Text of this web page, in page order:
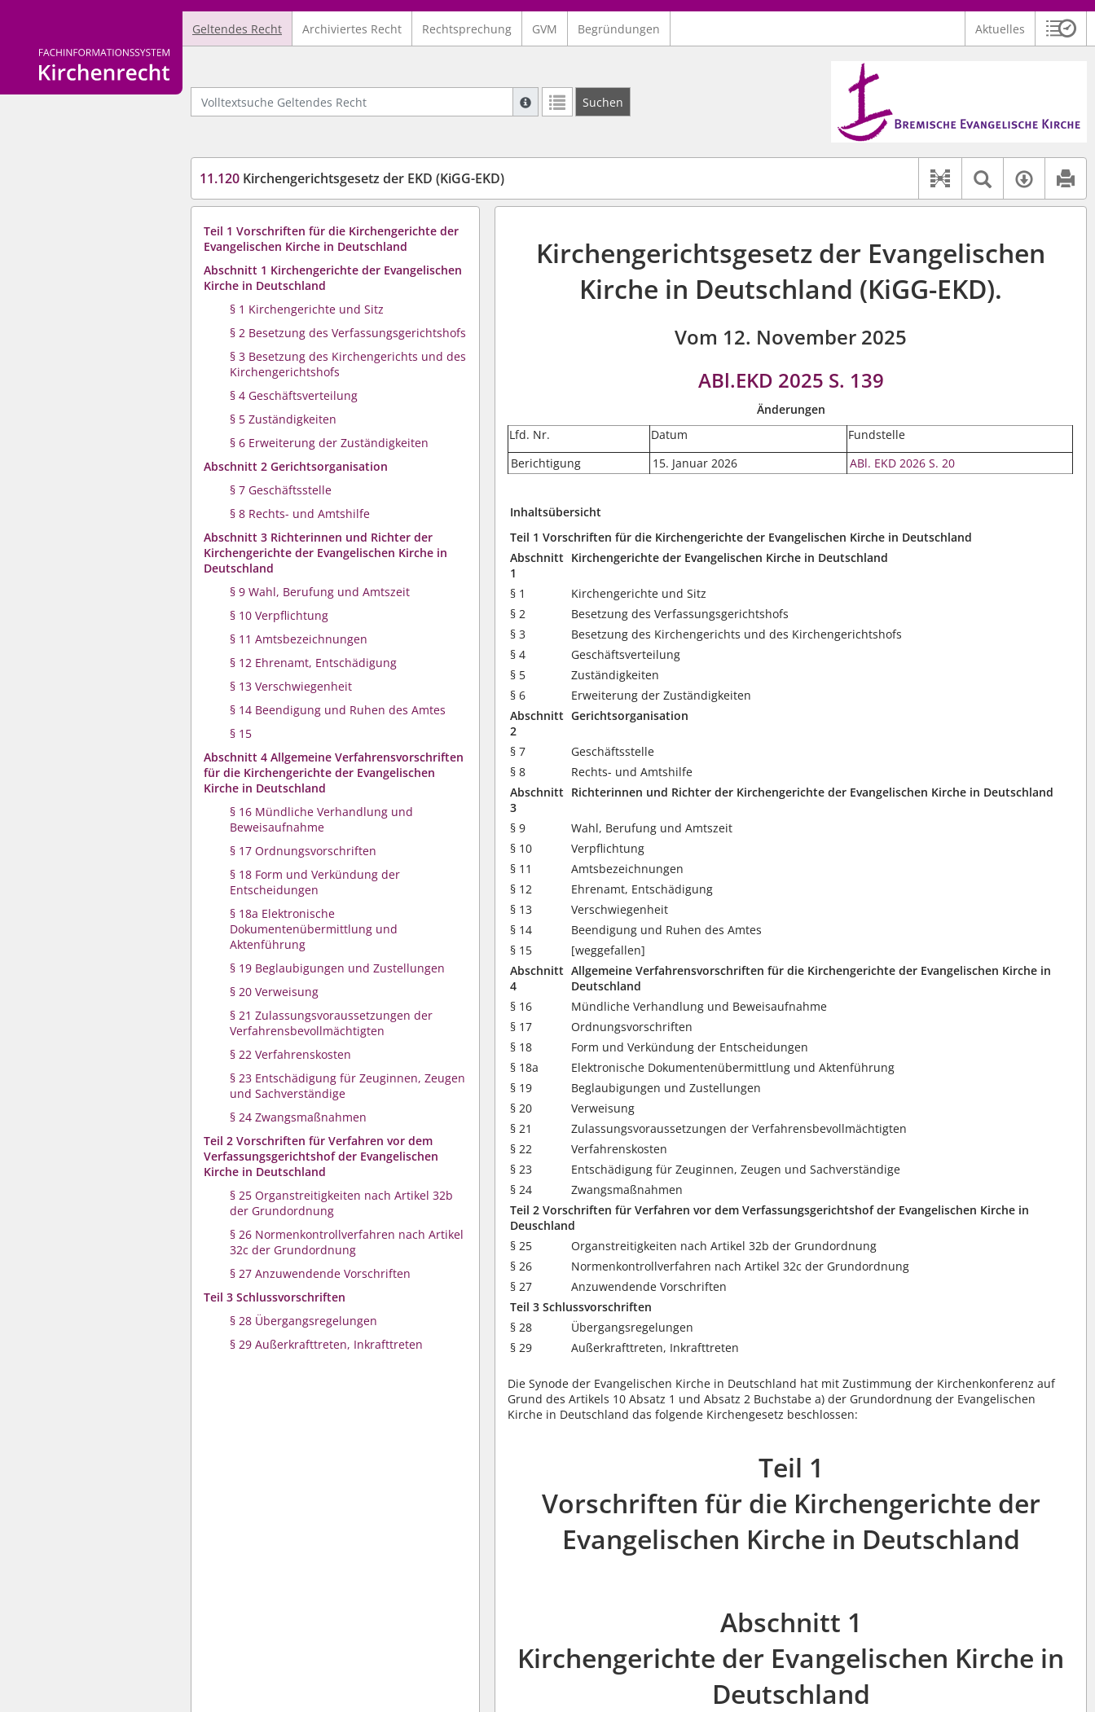
Logo Fachinformationssystem Kirchenrecht
Geltendes Recht Archiviertes Recht Rechtsprechung GVM Begründungen Aktuelles
Volltextsuche Geltendes Recht
Suche mit Platzhalter "*", Bsp. Pfarrer*, findet auch: "Pfarrerinitiative" oder "Pfarrerausschuss".
Suchen
Logo Bremische Evangelische Kirche
11.120 Kirchengerichtsgesetz der EKD (KiGG-EKD)
Dokument-
Textsuche
Teil 1 Vorschriften für die Kirchengerichte der
Evangelischen Kirche in Deutschland
Abschnitt 1 Kirchengerichte der Evangelischen
Kirche in Deutschland
§ 1 Kirchengerichte und Sitz
§ 2 Besetzung des Verfassungsgerichtshofs
§ 3 Besetzung des Kirchengerichts und des
Kirchengerichtshofs
§ 4 Geschäftsverteilung
§ 5 Zuständigkeiten
§ 6 Erweiterung der Zuständigkeiten
Abschnitt 2 Gerichtsorganisation
§ 7 Geschäftsstelle
§ 8 Rechts- und Amtshilfe
Abschnitt 3 Richterinnen und Richter der
Kirchengerichte der Evangelischen Kirche in
Deutschland
§ 9 Wahl, Berufung und Amtszeit
§ 10 Verpflichtung
§ 11 Amtsbezeichnungen
§ 12 Ehrenamt, Entschädigung
§ 13 Verschwiegenheit
§ 14 Beendigung und Ruhen des Amtes
§ 15
Abschnitt 4 Allgemeine Verfahrensvorschriften
für die Kirchengerichte der Evangelischen
Kirche in Deutschland
§ 16 Mündliche Verhandlung und
Beweisaufnahme
§ 17 Ordnungsvorschriften
§ 18 Form und Verkündung der
Entscheidungen
§ 18a Elektronische
Dokumentenübermittlung und
Aktenführung
§ 19 Beglaubigungen und Zustellungen
§ 20 Verweisung
§ 21 Zulassungsvoraussetzungen der
Verfahrensbevollmächtigten
§ 22 Verfahrenskosten
§ 23 Entschädigung für Zeuginnen, Zeugen
und Sachverständige
§ 24 Zwangsmaßnahmen
Teil 2 Vorschriften für Verfahren vor dem
Verfassungsgerichtshof der Evangelischen
Kirche in Deutschland
§ 25 Organstreitigkeiten nach Artikel 32b
der Grundordnung
§ 26 Normenkontrollverfahren nach Artikel
32c der Grundordnung
§ 27 Anzuwendende Vorschriften
Teil 3 Schlussvorschriften
§ 28 Übergangsregelungen
§ 29 Außerkrafttreten, Inkrafttreten
Kirchengerichtsgesetz der Evangelischen
Kirche in Deutschland (KiGG-EKD).
Vom 12. November 2025
ABl.EKD 2025 S. 139
Änderungen
Lfd. Nr.
Datum
Fundstelle
Berichtigung
15. Januar 2026 ABl. EKD 2026 S. 20
Inhaltsübersicht
Teil 1 Vorschriften für die Kirchengerichte der Evangelischen Kirche in Deutschland
Abschnitt
1
Kirchengerichte der Evangelischen Kirche in Deutschland
§ 1
Kirchengerichte und Sitz
§ 2
Besetzung des Verfassungsgerichtshofs
§ 3
Besetzung des Kirchengerichts und des Kirchengerichtshofs
§ 4
Geschäftsverteilung
§ 5
Zuständigkeiten
§ 6
Erweiterung der Zuständigkeiten
Abschnitt
2
Gerichtsorganisation
§ 7
Geschäftsstelle
§ 8
Rechts- und Amtshilfe
Abschnitt
3
Richterinnen und Richter der Kirchengerichte der Evangelischen Kirche in Deutschland
§ 9
Wahl, Berufung und Amtszeit
§ 10
Verpflichtung
§ 11
Amtsbezeichnungen
§ 12
Ehrenamt, Entschädigung
§ 13
Verschwiegenheit
§ 14
Beendigung und Ruhen des Amtes
§ 15
[weggefallen]
Abschnitt
4
Allgemeine Verfahrensvorschriften für die Kirchengerichte der Evangelischen Kirche in
Deutschland
§ 16
Mündliche Verhandlung und Beweisaufnahme
§ 17
Ordnungsvorschriften
§ 18
Form und Verkündung der Entscheidungen
§ 18a
Elektronische Dokumentenübermittlung und Aktenführung
§ 19
Beglaubigungen und Zustellungen
§ 20
Verweisung
§ 21
Zulassungsvoraussetzungen der Verfahrensbevollmächtigten
§ 22
Verfahrenskosten
§ 23
Entschädigung für Zeuginnen, Zeugen und Sachverständige
§ 24
Zwangsmaßnahmen
Teil 2 Vorschriften für Verfahren vor dem Verfassungsgerichtshof der Evangelischen Kirche in
Deuschland
§ 25
Organstreitigkeiten nach Artikel 32b der Grundordnung
§ 26
Normenkontrollverfahren nach Artikel 32c der Grundordnung
§ 27
Anzuwendende Vorschriften
Teil 3 Schlussvorschriften
§ 28
Übergangsregelungen
§ 29
Außerkrafttreten, Inkrafttreten
Die Synode der Evangelischen Kirche in Deutschland hat mit Zustimmung der Kirchenkonferenz auf
Grund des Artikels 10 Absatz 1 und Absatz 2 Buchstabe a) der Grundordnung der Evangelischen
Kirche in Deutschland das folgende Kirchengesetz beschlossen:
Teil 1
Vorschriften für die Kirchengerichte der
Evangelischen Kirche in Deutschland
Abschnitt 1
Kirchengerichte der Evangelischen Kirche in
Deutschland